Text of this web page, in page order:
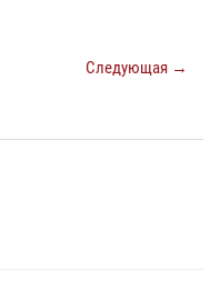
Следующая →